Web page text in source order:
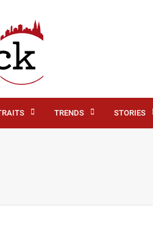
TRENDS STORIES